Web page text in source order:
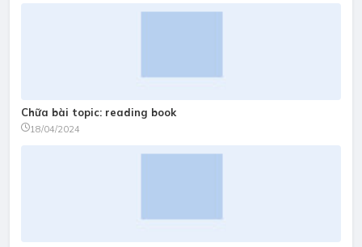
Chữa bài topic: reading book
18/04/2024